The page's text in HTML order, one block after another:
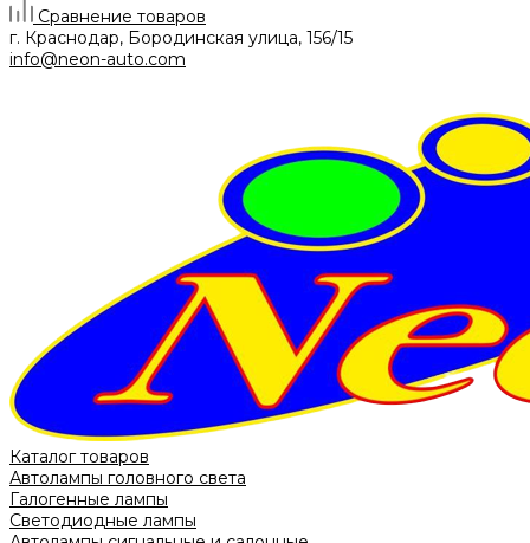
Сравнение товаров
г. Краснодар, Бородинская улица, 156/15
info@neon-auto.com
Каталог товаров
Автолампы головного света
Галогенные лампы
Светодиодные лампы